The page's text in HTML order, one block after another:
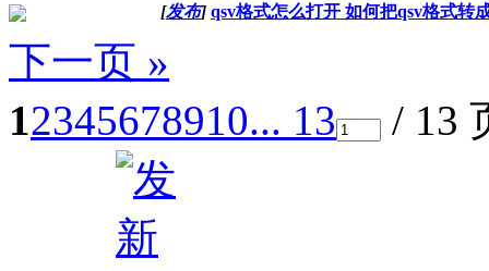
[发布] qsv格式怎么打开 如何把qsv格式转
下一页 »
12345678910... 13 / 13